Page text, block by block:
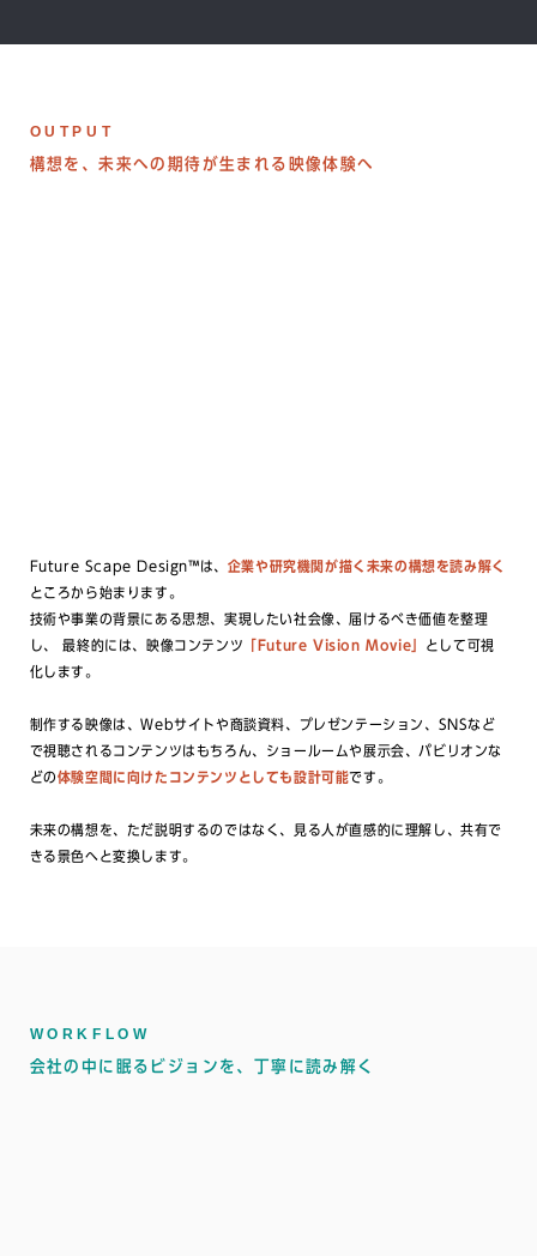
OUTPUT
構想を、未来への期待が生まれる映像体験へ
Future Scape Design™は、 企業や研究機関が描く未来の構想を読み解く
ところから始まります。
技術や事業の背景にある思想、実現したい社会像、届けるべき価値を整理
し、 最終的には、映像コンテンツ 「Future Vision Movie」 として可視
化します。
制作する映像は、Webサイトや商談資料、プレゼンテーション、SNSなど
で視聴されるコンテンツはもちろん、ショールームや展示会、パビリオンな
どの体験空間に向けたコンテンツとしても設計可能です。
未来の構想を、ただ説明するのではなく、見る人が直感的に理解し、共有で
きる景色へと変換します。
WORKFLOW
会社の中に眠るビジョンを、丁寧に読み解く